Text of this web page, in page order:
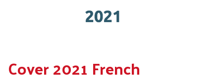
Cover 2021 French